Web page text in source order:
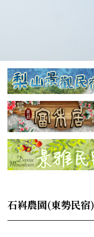
石嵙農園(東勢民宿)